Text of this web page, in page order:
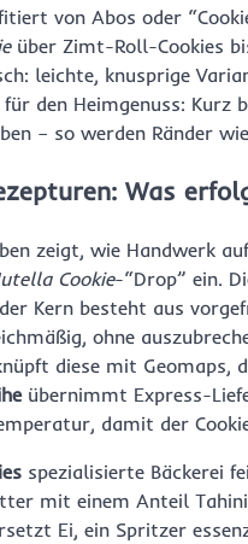
von Abos oder
über Zimt-Roll-Cookies
leichte, knusprige
den Heimgenuss: Kurz
– so werden Ränder
Was
zeigt, wie Handwerk
Cookie-“Drop” ein.
Kern besteht aus
ohne
diese mit Geomaps,
übernimmt Express-
damit der
spezialisierte Bäckerei
mit einem Anteil
Ei, ein Spritzer